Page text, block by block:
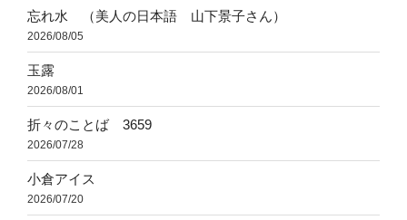
忘れ水 （美人の日本語 山下景子さん）
2026/08/05
玉露
2026/08/01
折々のことば 3659
2026/07/28
小倉アイス
2026/07/20